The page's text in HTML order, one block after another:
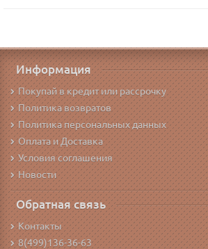
Информация
Покупай в кредит или рассрочку
Политика возвратов
Политика персональных данных
Оплата и Доставка
Условия соглашения
Новости
Обратная связь
Контакты
8(499)136-36-63